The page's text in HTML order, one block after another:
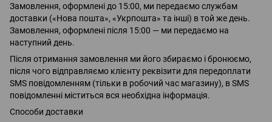
Замовлення, оформлені до 15:00, ми передаємо службам
доставки («Нова пошта», «Укрпошта» та інші) в той же день.
Замовлення, оформлені після 15:00 — ми передаємо на
наступний день.
Після отримання замовлення ми його збираємо і бронюємо,
після чого відправляємо клієнту реквізити для передоплати
SMS повідомленням (тільки в робочий час магазину), в SMS
повідомленні міститься вся необхідна інформація.
Способи доставки